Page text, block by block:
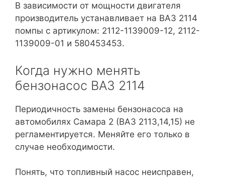
В зависимости от мощности двигателя
производитель устанавливает на ВАЗ 2114
помпы с артикулом: 2112-1139009-12, 2112-
1139009-01 и 580453453.
Когда нужно менять
бензонасос ВАЗ 2114
Периодичность замены бензонасоса на
автомобилях Самара 2 (ВАЗ 2113,14,15) не
регламентируется. Меняйте его только в
случае необходимости.
Понять, что топливный насос неисправен,